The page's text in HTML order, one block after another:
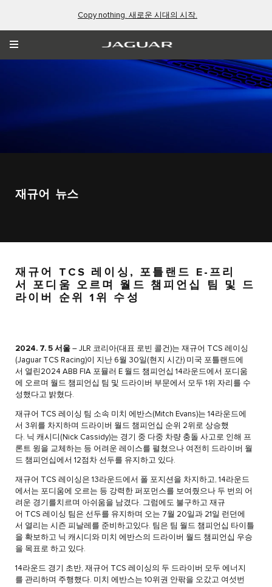
Copy nothing. 새로운 시대의 시작.
재규어 뉴스
재규어 TCS 레이싱, 포틀랜드 E-프리
서 포디움 오르며 월드 챔피언십 팀 및 드
라이버 순위 1위 수성
2024. 7. 5 서울 – JLR 코리아(대표 로빈 콜건)는 재규어 TCS 레이싱
(Jaguar TCS Racing)이 지난 6월 30일(현지 시간) 미국 포틀랜드에
서 열린2024 ABB FIA 포뮬러 E 월드 챔피언십 14라운드에서 포디움
에 오르며 월드 챔피언십 팀 및 드라이버 부문에서 모두 1위 자리를 수
성했다고 밝혔다.
재규어 TCS 레이싱 팀 소속 미치 에반스(Mitch Evans)는 14라운드에
서 3위를 차지하며 드라이버 월드 챔피언십 순위 2위로 상승했
다. 닉 캐시디(Nick Cassidy)는 경기 중 다중 차량 충돌 사고로 인해 프
론트 윙을 교체하는 등 어려운 레이스를 펼쳤으나 여전히 드라이버 월
드 챔피언십에서 12점차 선두를 유지하고 있다.
재규어 TCS 레이싱은 13라운드에서 폴 포지션을 차지하고, 14라운드
에서는 포디움에 오르는 등 강력한 퍼포먼스를 보여줬으나 두 번의 어
려운 경기를치르며 아쉬움을 남겼다. 그럼에도 불구하고 재규
어 TCS 레이싱 팀은 선두를 유지하며 오는 7월 20일과 21일 런던에
서 열리는 시즌 피날레를 준비하고있다. 팀은 팀 월드 챔피언십 타이틀
을 확보하고 닉 캐시디와 미치 에반스의 드라이버 월드 챔피언십 우승
을 목표로 하고 있다.
14라운드 경기 초반, 재규어 TCS 레이싱의 두 드라이버 모두 에너지
를 관리하며 주행했다. 미치 에반스는 10위권 안팎을 오갔고 여섯번